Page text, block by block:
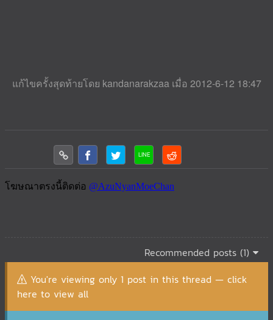
แก้ไขครั้งสุดท้ายโดย kandanarakzaa เมื่อ 2012-6-12 18:47
Recommended posts (1)
You're viewing only 1 post in this thread — click
here to view all